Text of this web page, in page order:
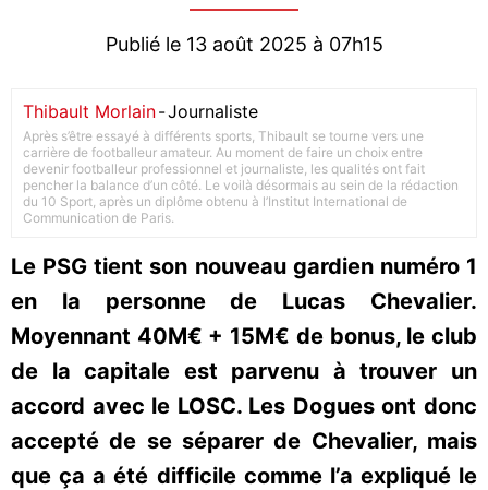
Publié le 13 août 2025 à 07h15
Thibault Morlain-Journaliste
Après s’être essayé à différents sports, Thibault se tourne vers une
carrière de footballeur amateur. Au moment de faire un choix entre
devenir footballeur professionnel et journaliste, les qualités ont fait
pencher la balance d’un côté. Le voilà désormais au sein de la rédaction
du 10 Sport, après un diplôme obtenu à l’Institut International de
Communication de Paris.
Le PSG tient son nouveau gardien numéro 1
en la personne de Lucas Chevalier.
Moyennant 40M€ + 15M€ de bonus, le club
de la capitale est parvenu à trouver un
accord avec le LOSC. Les Dogues ont donc
accepté de se séparer de Chevalier, mais
que ça a été difficile comme l’a expliqué le